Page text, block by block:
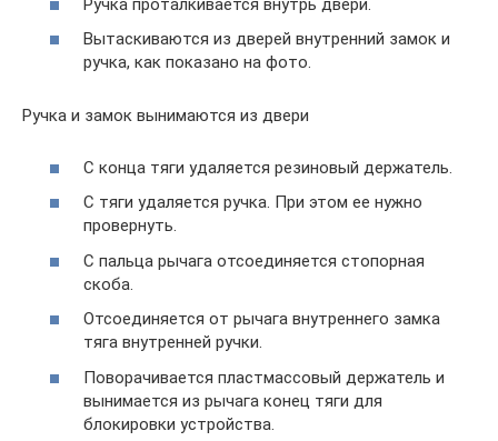
Вытаскиваются из дверей внутренний замок и
ручка, как показано на фото.
Ручка и замок вынимаются из двери
С конца тяги удаляется резиновый держатель.
С тяги удаляется ручка. При этом ее нужно
провернуть.
С пальца рычага отсоединяется стопорная
скоба.
Отсоединяется от рычага внутреннего замка
тяга внутренней ручки.
Поворачивается пластмассовый держатель и
вынимается из рычага конец тяги для
блокировки устройства.